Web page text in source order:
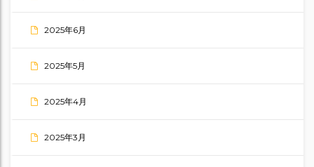
2025年6月
2025年5月
2025年4月
2025年3月